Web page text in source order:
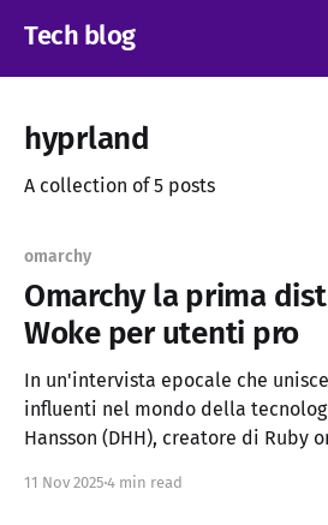
Tech blog
hyprland
A collection of 5 posts
omarchy
Omarchy la prima
Woke per utenti pro
In un'intervista epocale che
influenti nel mondo della
Hansson (DHH), creatore di Ruby
dello stato attuale del mondo
11 Nov 2025 4 min read